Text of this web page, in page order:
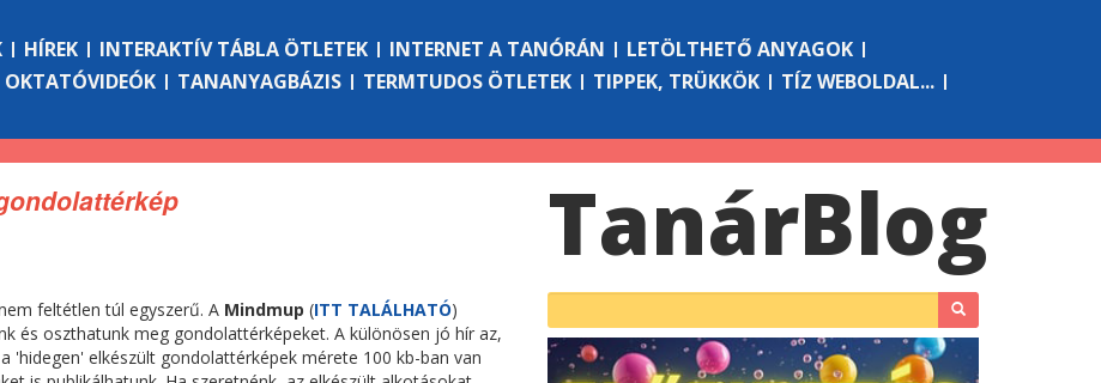
HÍREK INTERAKTÍV TÁBLA ÖTLETEK INTERNET A TANÓRÁN
LETÖLTHETŐ ANYAGOK
OKTATÓVIDEÓK TANANYAGBÁZIS TERMTUDOS ÖTLETEK TIPPEK, TRÜKKÖK
TÍZ WEBOLDAL...
feltétlen túl egyszerű. A Mindmup (ITT TALÁLHATÓ)
és oszthatunk meg gondolattérképeket. A különösen jó hír az,
'hidegen' elkészült gondolattérképek mérete 100 kb-ban van
TanárBlog